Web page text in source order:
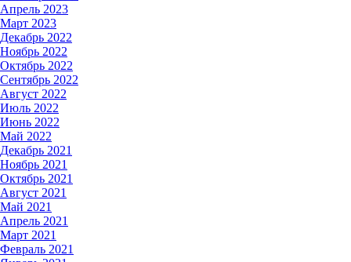
Апрель 2023
Март 2023
Декабрь 2022
Ноябрь 2022
Октябрь 2022
Сентябрь 2022
Август 2022
Июль 2022
Июнь 2022
Май 2022
Декабрь 2021
Ноябрь 2021
Октябрь 2021
Август 2021
Май 2021
Апрель 2021
Март 2021
Февраль 2021